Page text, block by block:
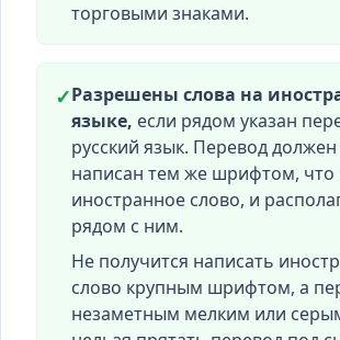
торговыми знаками.
✓Разрешены слова на
языке, если рядом указан
русский язык. Перевод
написан тем же шрифтом, что
иностранное слово, и
рядом с ним.
Не получится написать
слово крупным шрифтом, а
незаметным мелким или